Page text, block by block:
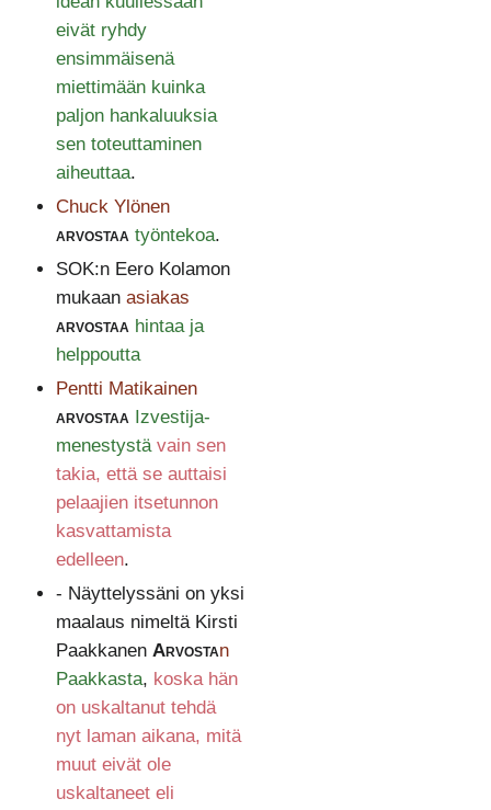
eivät ryhdy
ensimmäisenä
miettimään kuinka
paljon hankaluuksia
sen toteuttaminen
aiheuttaa.
Chuck Ylönen
arvostaa työntekoa.
SOK:n Eero Kolamon
mukaan asiakas
arvostaa hintaa ja
helppoutta
Pentti Matikainen
arvostaa Izvestija-
menestystä vain sen
takia, että se auttaisi
pelaajien itsetunnon
kasvattamista
edelleen.
- Näyttelyssäni on yksi
maalaus nimeltä Kirsti
Paakkanen Arvostan
Paakkasta, koska hän
on uskaltanut tehdä
nyt laman aikana, mitä
muut eivät ole
uskaltaneet eli